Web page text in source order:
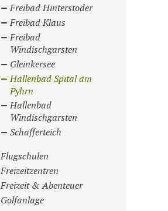
Freibad Hinterstoder
Freibad Klaus
Freibad
Windischgarsten
Gleinkersee
Hallenbad Spital am
Pyhrn
Hallenbad
Windischgarsten
Schafferteich
Flugschulen
Freizeitzentren
Freizeit & Abenteuer
Golfanlage